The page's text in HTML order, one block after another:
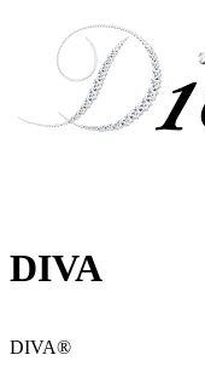
DIVA
DIVA®